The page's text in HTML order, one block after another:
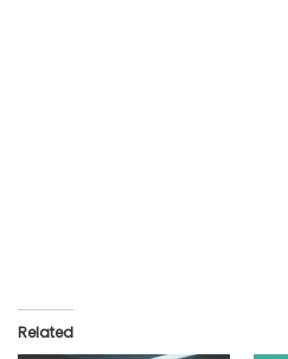
Related